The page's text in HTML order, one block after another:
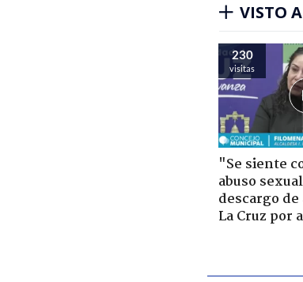
VISTO
230
visitas
"Se siente
abuso
descargo
La Cruz por